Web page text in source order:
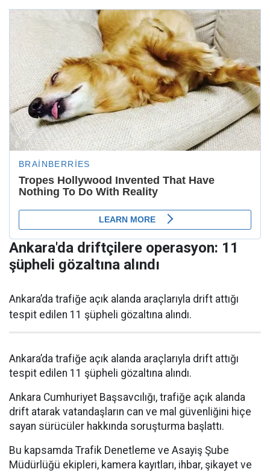
Ankara'da driftçilere operasyon: 11
şüpheli gözaltına alındı
Ankara’da trafiğe açık alanda araçlarıyla drift attığı
tespit edilen 11 şüpheli gözaltına alındı.
Ankara’da trafiğe açık alanda araçlarıyla drift attığı
tespit edilen 11 şüpheli gözaltına alındı.
Ankara Cumhuriyet Başsavcılığı, trafiğe açık alanda
drift atarak vatandaşların can ve mal güvenliğini hiçe
sayan sürücüler hakkında soruşturma başlattı.
Bu kapsamda Trafik Denetleme ve Asayiş Şube
Müdürlüğü ekipleri, kamera kayıtları, ihbar, şikayet ve